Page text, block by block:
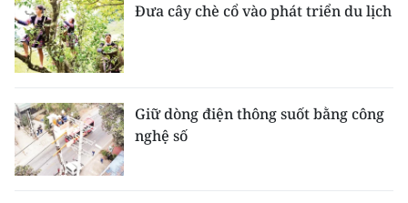
Đưa cây chè cổ vào phát triển du lịch
Giữ dòng điện thông suốt bằng công
nghệ số